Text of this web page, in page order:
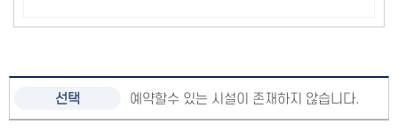
예약할수 있는 시설이 존재하지 않습니다.